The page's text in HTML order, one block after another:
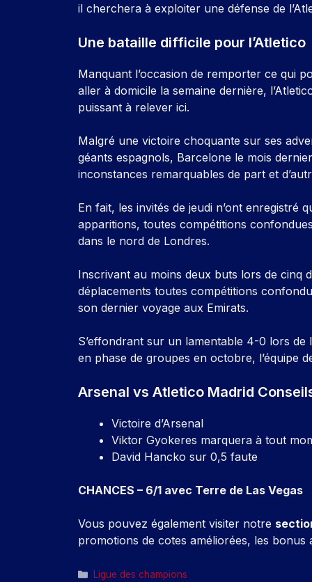
il cherchera à exploiter une défense de
Une bataille difficile pour l’Atletico
Manquant l’occasion de remporter ce qui
aller à domicile la semaine dernière,
puissant à relever ici.
Malgré une victoire choquante sur ses
géants espagnols, Barcelone le mois
inconstances remarquables de part et
En fait, les invités de jeudi n’ont enregistré
apparitions, toutes compétitions
dans le nord de Londres.
Inscrivant au moins deux buts lors de cinq
déplacements toutes compétitions
son dernier voyage aux Emirats.
S’effondrant sur un lamentable 4-0 lors
en phase de groupes en octobre, l’équipe
Arsenal vs Atletico Madrid
Victoire d’Arsenal
Viktor Gyokeres marquera à tout
David Hancko sur 0,5 faute
CHANCES – 6/1 avec Terre de Las Vegas
Vous pouvez également visiter notre
promotions de cotes améliorées, les
Catégories
Ligue des champions